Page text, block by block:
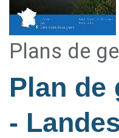
Plans de
Plan de
-